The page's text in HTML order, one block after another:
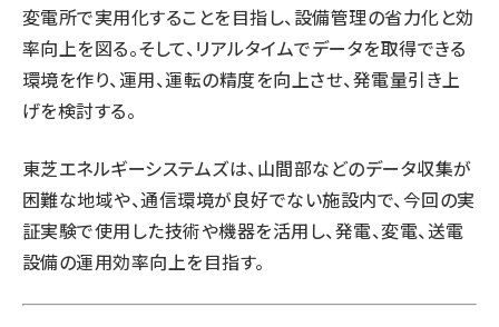
変電所で実用化することを目指し、設備管理の省力化と効
率向上を図る。そして、リアルタイムでデータを取得できる
環境を作り、運用、運転の精度を向上させ、発電量引き上
げを検討する。
東芝エネルギーシステムズは、山間部などのデータ収集が
困難な地域や、通信環境が良好でない施設内で、今回の実
証実験で使用した技術や機器を活用し、発電、変電、送電
設備の運用効率向上を目指す。